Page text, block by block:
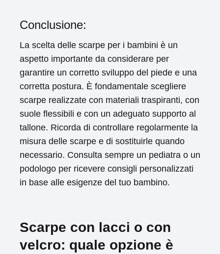
Conclusione:
La scelta delle scarpe per i bambini è un
aspetto importante da considerare per
garantire un corretto sviluppo del piede e una
corretta postura. È fondamentale scegliere
scarpe realizzate con materiali traspiranti, con
suole flessibili e con un adeguato supporto al
tallone. Ricorda di controllare regolarmente la
misura delle scarpe e di sostituirle quando
necessario. Consulta sempre un pediatra o un
podologo per ricevere consigli personalizzati
in base alle esigenze del tuo bambino.
Scarpe con lacci o con
velcro: quale opzione è